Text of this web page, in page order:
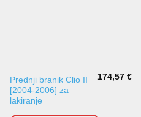
Prednji branik Clio II
[2004-2006] za
lakiranje
174,57€